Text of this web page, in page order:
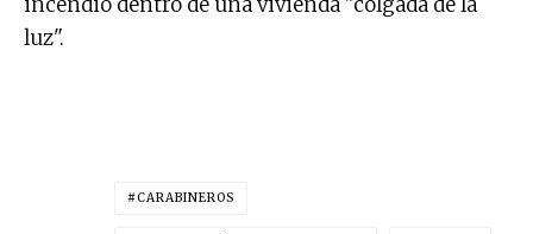
luz".
CARABINEROS